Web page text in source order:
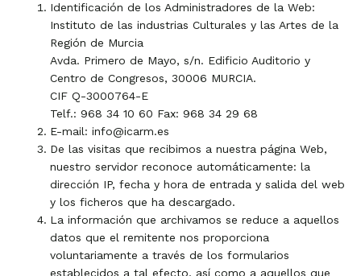
Identificación de los Administradores de la Web:
Instituto de las industrias Culturales y las Artes de la
Región de Murcia
Avda. Primero de Mayo, s/n. Edificio Auditorio y
Centro de Congresos, 30006 MURCIA.
CIF Q-3000764-E
Telf.: 968 34 10 60 Fax: 968 34 29 68
E-mail: info@icarm.es
De las visitas que recibimos a nuestra página Web,
nuestro servidor reconoce automáticamente: la
dirección IP, fecha y hora de entrada y salida del web
y los ficheros que ha descargado.
La información que archivamos se reduce a aquellos
datos que el remitente nos proporciona
voluntariamente a través de los formularios
establecidos a tal efecto, así como a aquellos que